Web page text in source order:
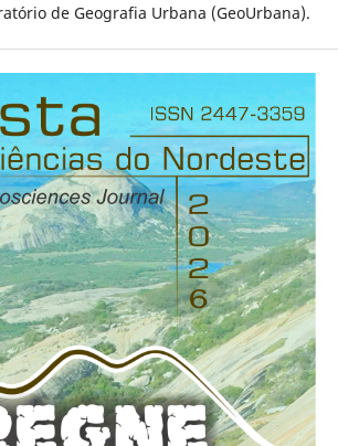
de Geografia Urbana (GeoUrbana).